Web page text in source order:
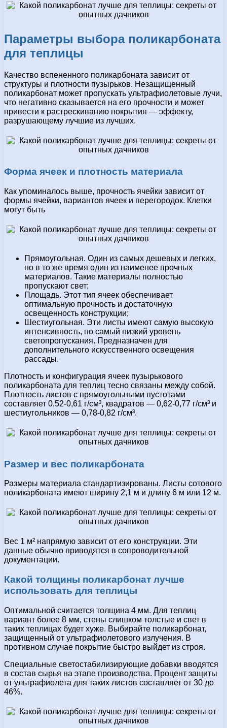
Параметры выбора поликарбоната
для теплицы
Качество вспененного поликарбоната зависит от
структуры и плотности пузырьков. Незащищенный
поликарбонат может пропускать ультрафиолетовые лучи,
что негативно сказывается на его прочности и может
привести к растрескиванию покрытия — эффекту,
разрушающему лучшие из лучших.
Форма ячеек и плотность материала
Как упоминалось выше, прочность ячейки зависит от
формы ячейки, вариантов ячеек и перегородок. Клетки
могут быть
Прямоугольная. Один из самых дешевых и легких,
но в то же время один из наименее прочных
материалов. Такие материалы полностью
пропускают свет;
Площадь. Этот тип ячеек обеспечивает
оптимальную прочность и достаточную
освещенность конструкции;
Шестиугольная. Эти листы имеют самую высокую
интенсивность, но самый низкий уровень
светопропускания. Предназначен для
дополнительного искусственного освещения
рассады.
Плотность и конфигурация ячеек пузырькового
поликарбоната для теплиц тесно связаны между собой.
Плотность листов с прямоугольными пустотами
составляет 0,52-0,61 г/см³, квадратов — 0,62-0,77 г/см³ и
шестиугольников — 0,78-0,82 г/см³.
Размер и вес поликарбоната
Размеры материала стандартизированы. Листы сотового
поликарбоната имеют ширину 2,1 м и длину 6 м или 12 м.
Вес 1 м² напрямую зависит от его конструкции. Эти
данные обычно приводятся в сопроводительной
документации.
Какой толщины поликарбонат лучше
использовать для теплицы
Оптимальной считается толщина 4 мм. Для теплиц
вариант более 8 мм, стены слишком толстые и свет в
таких теплицах будет хуже. Выбирайте поликарбонат,
защищенный от ультрафиолетового излучения. В
противном случае покрытие быстро выйдет из строя.
Специальные светостабилизирующие добавки вводятся
в состав сырья на этапе производства. Процент защиты
от ультрафиолета для таких листов составляет от 30 до
46%.